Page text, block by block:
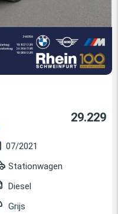
29.229
07/2021
Stationwagen
Diesel
Grijs